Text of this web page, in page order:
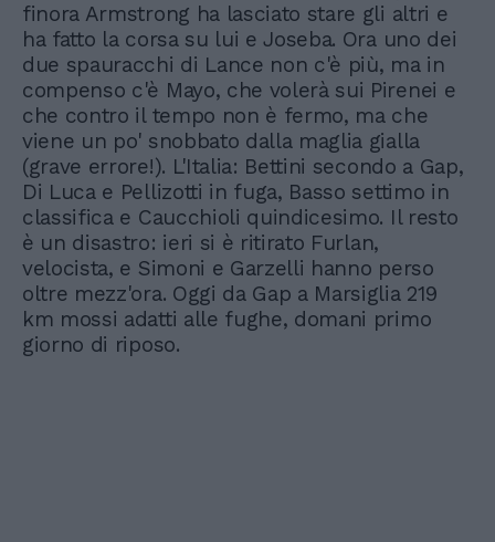
finora Armstrong ha lasciato stare gli altri e
ha fatto la corsa su lui e Joseba. Ora uno dei
due spauracchi di Lance non c'è più, ma in
compenso c'è Mayo, che volerà sui Pirenei e
che contro il tempo non è fermo, ma che
viene un po' snobbato dalla maglia gialla
(grave errore!). L'Italia: Bettini secondo a Gap,
Di Luca e Pellizotti in fuga, Basso settimo in
classifica e Caucchioli quindicesimo. Il resto
è un disastro: ieri si è ritirato Furlan,
velocista, e Simoni e Garzelli hanno perso
oltre mezz'ora. Oggi da Gap a Marsiglia 219
km mossi adatti alle fughe, domani primo
giorno di riposo.